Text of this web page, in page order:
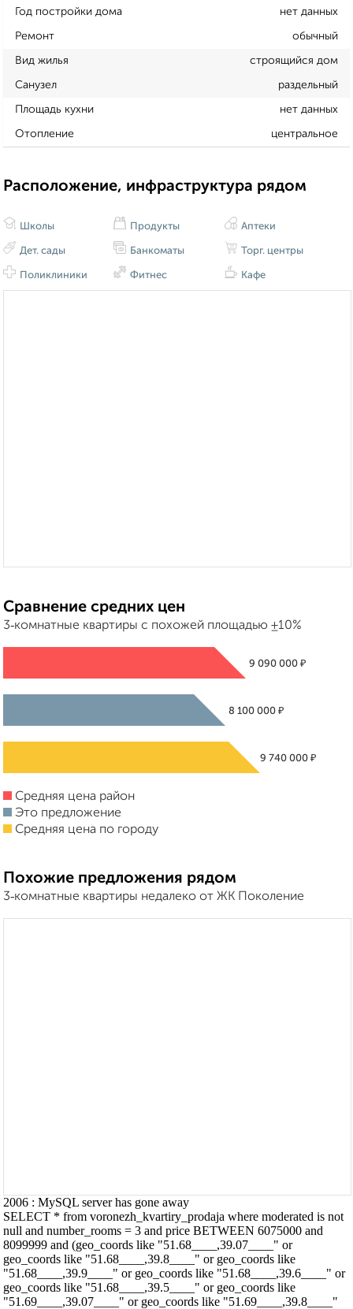
Год постройки дома нет данных
Ремонт обычный
Вид жилья строящийся дом
Санузел раздельный
Площадь кухни нет данных
Отопление центральное
Расположение, инфраструктура рядом
Школы
Дет. сады
Поликлиники
Продукты
Банкоматы
Фитнес
Аптеки
Торг. центры
Кафе
Сравнение средних цен
3‑комнатные квартиры с похожей площадью ±10%
9 090 000₽
8 100 000 ₽
9 740 000 ₽
Средняя цена район
Это предложение
Средняя цена по городу
Похожие предложения рядом
3‑комнатные квартиры недалеко от ЖК Поколение
2006 : MySQL server has gone away
SELECT * from voronezh_kvartiry_prodaja where moderated is not
null and number_rooms = 3 and price BETWEEN 6075000 and
8099999 and (geo_coords like "51.68____,39.07____" or
geo_coords like "51.68____,39.8____" or geo_coords like
"51.68____,39.9____" or geo_coords like "51.68____,39.6____" or
geo_coords like "51.68____,39.5____" or geo_coords like
"51.69____,39.07____" or geo_coords like "51.69____,39.8____"